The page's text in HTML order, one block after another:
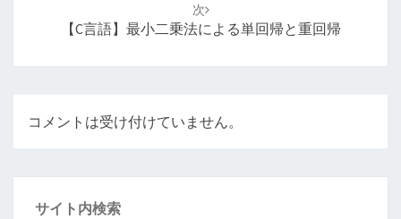
ョ
次
【C言語】最小二乗法による単回帰と重回帰
コメントは受け付けていません。
サイト内検索